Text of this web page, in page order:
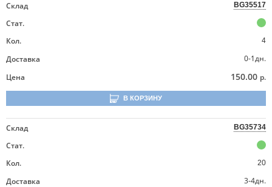
Склад BG35517
Стат.
Кол.
4
Доставка
0-1дн.
Цена
150.00 р.
В КОРЗИНУ
Склад BG35734
Стат.
Кол.
20
Доставка
3-4дн.